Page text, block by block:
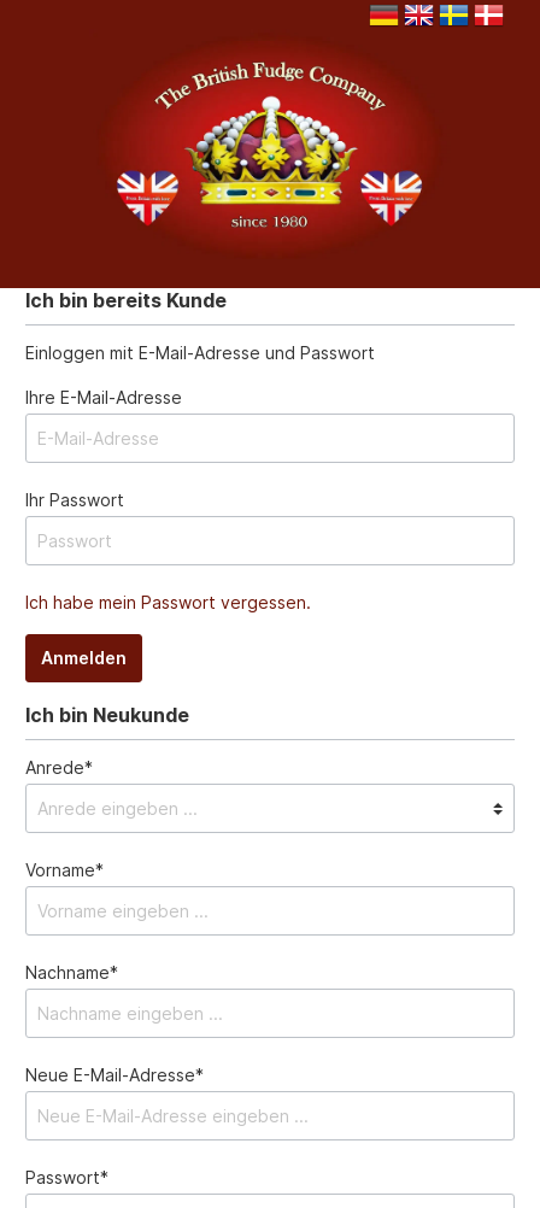
Ich bin bereits Kunde
Einloggen mit E-Mail-Adresse und Passwort
Ihre E-Mail-Adresse
Ihr Passwort
Ich habe mein Passwort vergessen.
Anmelden
Ich bin Neukunde
Anrede*
Vorname*
Nachname*
Neue E-Mail-Adresse*
Passwort*